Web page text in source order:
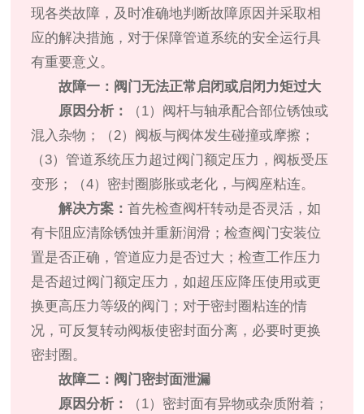
现各类故障，及时准确地判断故障原因并采取相
应的解决措施，对于保障管道系统的安全运行具
有重要意义。
故障一：阀门无法正常启闭或启闭力矩过大
原因分析：
（1）阀杆与轴承配合部位锈蚀或
混入杂物；（2）阀板与阀体发生碰撞或摩擦；
（3）管道系统压力超过阀门额定压力，阀板受压
变形；（4）密封圈膨胀或老化，与阀座粘连。
解决方案：首先检查阀杆转动是否灵活，如
有卡阻应清除锈蚀并重新润滑；检查阀门安装位
置是否正确，管道应力是否过大；检查工作压力
是否超过阀门额定压力，如超压应降压使用或更
换更高压力等级的阀门；对于密封圈粘连的情
况，可反复转动阀板使密封面分离，必要时更换
密封圈。
故障二：阀门密封面泄漏
原因分析：
（1）密封面有异物或杂质附着；